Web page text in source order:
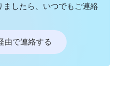
したら、いつでもご連絡
由で連絡する